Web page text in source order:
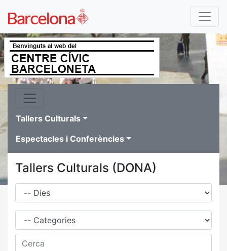
Tallers Culturals
Espectacles i Conferències
Tallers Culturals (DONA)
Dies
Família
Cerca